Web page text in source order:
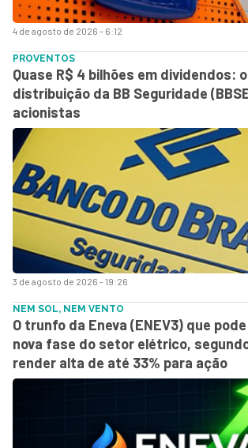
4 de agosto de 2026 - 6:12
3 de agosto de 2026 - 19:26
PROVENTOS
Quase R$ 4 bilhões em dividendos:
distribuição da BB Seguridade
acionistas
NEM SOL, NEM VENTO
O trunfo da Eneva (ENEV3) que
nova fase do setor elétrico,
render alta de até 33% para ação